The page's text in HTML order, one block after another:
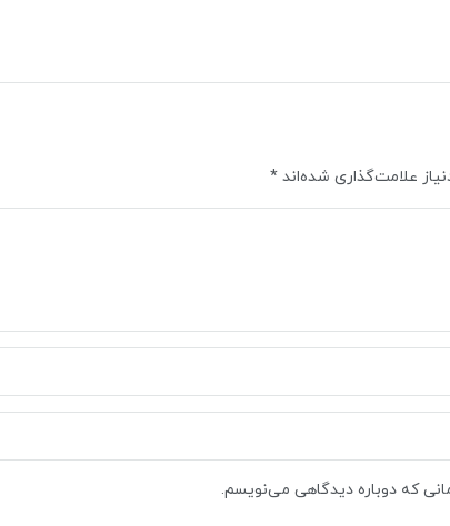
علامت‌گذاری شده‌اند *
که دوباره دیدگاهی می‌نویسم.